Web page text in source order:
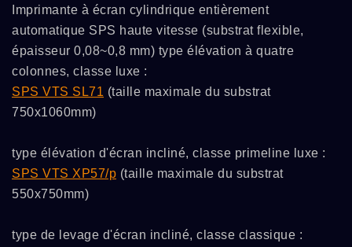
Imprimante à écran cylindrique entièrement
automatique SPS haute vitesse (substrat flexible,
épaisseur 0,08~0,8 mm) type élévation à quatre
colonnes, classe luxe :
SPS VTS SL71 (taille maximale du substrat
750x1060mm)
type élévation d'écran incliné, classe primeline luxe :
SPS VTS XP57/p (taille maximale du substrat
550x750mm)
type de levage d'écran incliné, classe classique :